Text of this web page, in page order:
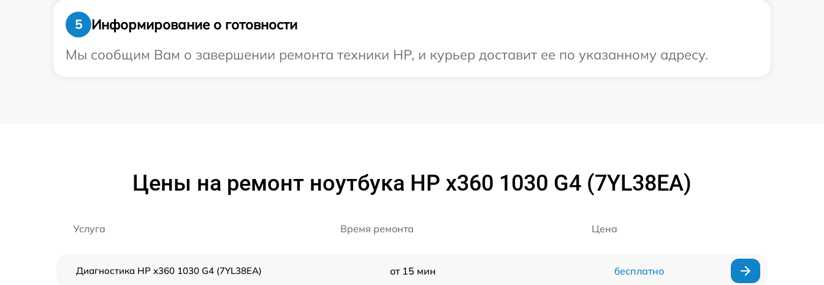
5
Информирование о готовности
Мы сообщим Вам о завершении ремонта техники HP, и курьер доставит ее по указанному адресу.
Цены на ремонт ноутбука HP x360 1030 G4 (7YL38EA)
Услуга Время ремонта Цена
Диагностика HP x360 1030 G4 (7YL38EA) от 15 мин бесплатно